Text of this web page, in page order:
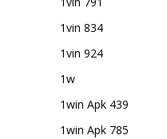
1vin 834
1vin 924
1w
1win Apk 439
1win Apk 785